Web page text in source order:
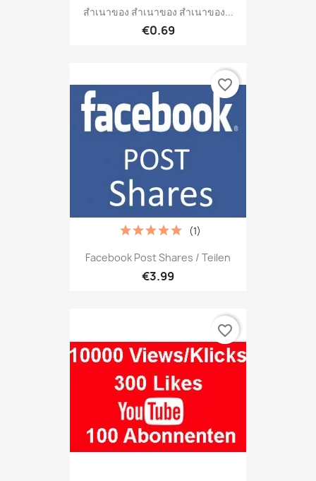
สำเนาของ สำเนาของ สำเนาของ...
€0.69
Facebook Post Shares / Teilen
€3.99
(1)
favorite_border
favorite_border